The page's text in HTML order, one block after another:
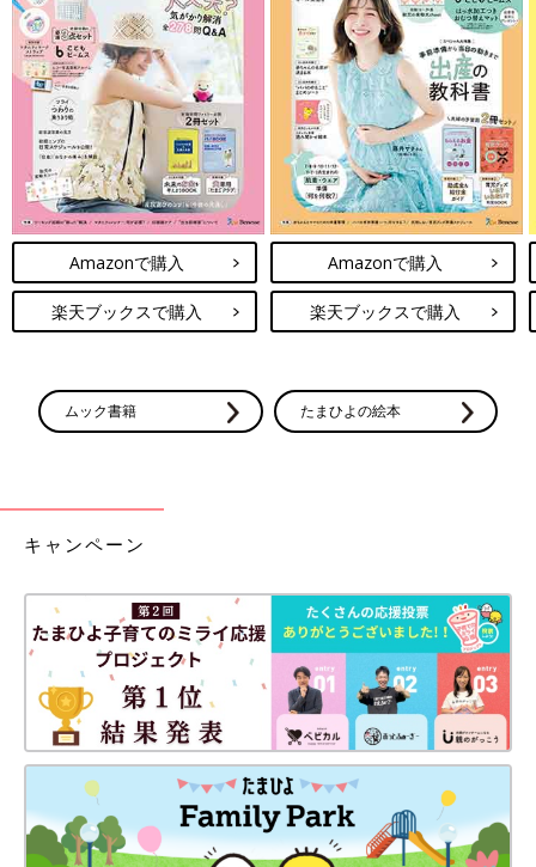
Amazonで購入
楽天ブックスで購入
Amazonで購入
楽天ブックスで購入
ムック書籍 たまひよの絵本
キャンペーン